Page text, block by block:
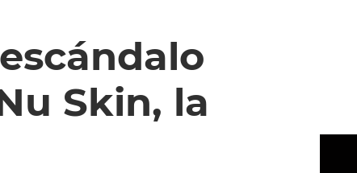
Skin, la